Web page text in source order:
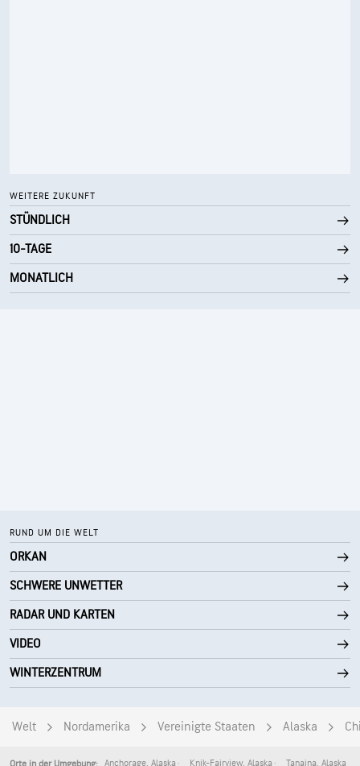
WEITERE ZUKUNFT
STÜNDLICH
10-TAGE
MONATLICH
RUND UM DIE WELT
ORKAN
SCHWERE UNWETTER
RADAR UND KARTEN
VIDEO
WINTERZENTRUM
Welt Nordamerika Vereinigte Staaten Alaska
Orte in der Umgebung: Anchorage, Alaska Knik-Fairview, Alaska Tanaina, Alaska